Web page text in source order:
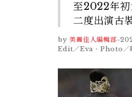
至2022年初
二度出演古
by 美麗佳人編輯部-
Edit／Eva、Photo／